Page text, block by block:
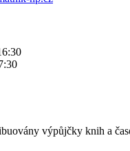
výpůjčky knih a